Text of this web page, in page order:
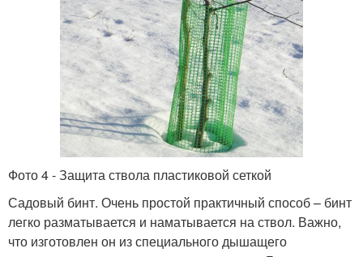
Фото 4 - Защита ствола пластиковой сеткой
Садовый бинт. Очень простой практичный способ – бинт
легко разматывается и наматывается на ствол. Важно,
что изготовлен он из специального дышащего